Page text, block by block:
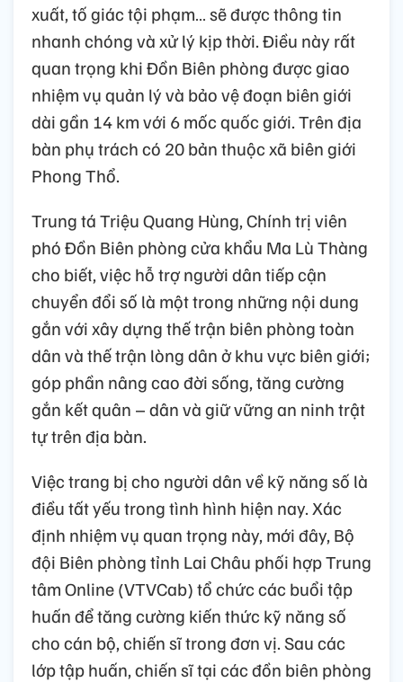
xuất, tố giác tội phạm… sẽ được thông tin
nhanh chóng và xử lý kịp thời. Điều này rất
quan trọng khi Đồn Biên phòng được giao
nhiệm vụ quản lý và bảo vệ đoạn biên giới
dài gần 14 km với 6 mốc quốc giới. Trên địa
bàn phụ trách có 20 bản thuộc xã biên giới
Phong Thổ.
Trung tá Triệu Quang Hùng, Chính trị viên
phó Đồn Biên phòng cửa khẩu Ma Lù Thàng
cho biết, việc hỗ trợ người dân tiếp cận
chuyển đổi số là một trong những nội dung
gắn với xây dựng thế trận biên phòng toàn
dân và thế trận lòng dân ở khu vực biên giới;
góp phần nâng cao đời sống, tăng cường
gắn kết quân – dân và giữ vững an ninh trật
tự trên địa bàn.
Việc trang bị cho người dân về kỹ năng số là
điều tất yếu trong tình hình hiện nay. Xác
định nhiệm vụ quan trọng này, mới đây, Bộ
đội Biên phòng tỉnh Lai Châu phối hợp Trung
tâm Online (VTVCab) tổ chức các buổi tập
huấn để tăng cường kiến thức kỹ năng số
cho cán bộ, chiến sĩ trong đơn vị. Sau các
lớp tập huấn, chiến sĩ tại các đồn biên phòng